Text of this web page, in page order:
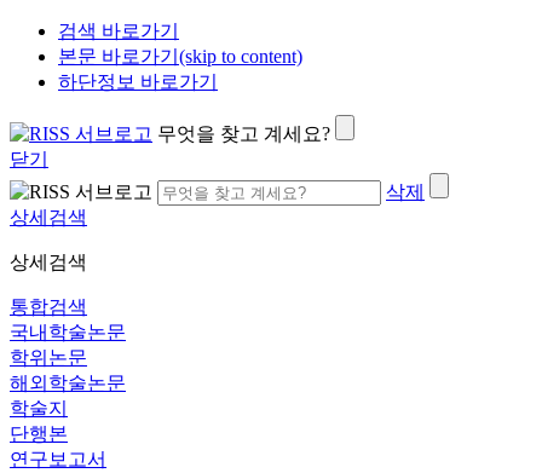
검색 바로가기
본문 바로가기(skip to content)
하단정보 바로가기
무엇을 찾고 계세요?
닫기
삭제
상세검색
상세검색
통합검색
국내학술논문
학위논문
해외학술논문
학술지
단행본
연구보고서